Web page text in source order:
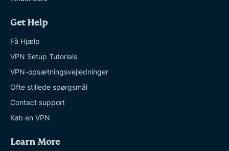
Get Help
Få Hjælp
VPN Setup Tutorials
VPN-opsætningsvejledninger
Ofte stillede spørgsmål
Contact support
Køb en VPN
Learn More